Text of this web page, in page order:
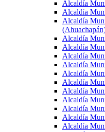
Alcaldía
Alcaldía
Alcaldía
Alcaldía
Alcaldía
Alcaldía
Alcaldía
Alcaldía
Alcaldía
Alcaldía
Alcaldía
Alcaldía
Alcaldía
Alcaldía